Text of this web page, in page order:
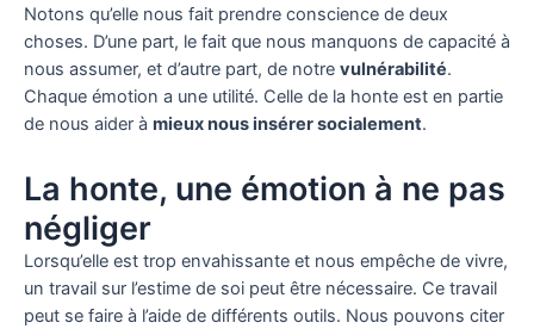
Notons qu’elle nous fait prendre conscience de deux
choses. D’une part, le fait que nous manquons de capacité à
nous assumer, et d’autre part, de notre vulnérabilité.
Chaque émotion a une utilité. Celle de la honte est en partie
de nous aider à mieux nous insérer socialement.
La honte, une émotion à ne pas
négliger
Lorsqu’elle est trop envahissante et nous empêche de vivre,
un travail sur l’estime de soi peut être nécessaire. Ce travail
peut se faire à l’aide de différents outils. Nous pouvons citer